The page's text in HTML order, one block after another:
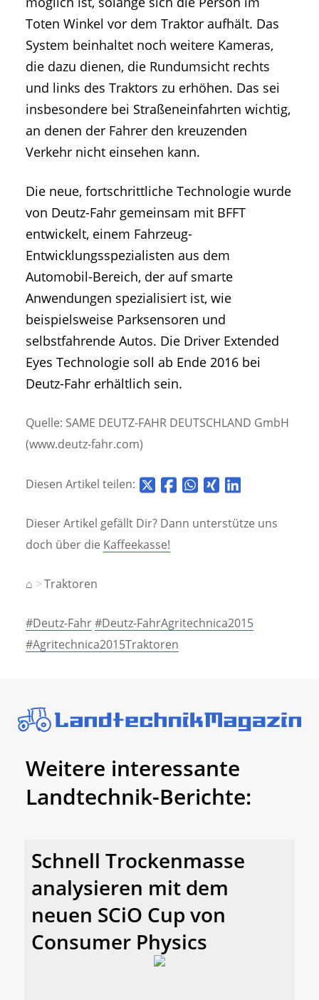
Toten Winkel vor dem Traktor aufhält. Das
System beinhaltet noch weitere Kameras,
die dazu dienen, die Rundumsicht rechts
und links des Traktors zu erhöhen. Das sei
insbesondere bei Straßeneinfahrten wichtig,
an denen der Fahrer den kreuzenden
Verkehr nicht einsehen kann.
Die neue, fortschrittliche Technologie wurde
von Deutz-Fahr gemeinsam mit BFFT
entwickelt, einem Fahrzeug-
Entwicklungsspezialisten aus dem
Automobil-Bereich, der auf smarte
Anwendungen spezialisiert ist, wie
beispielsweise Parksensoren und
selbstfahrende Autos. Die Driver Extended
Eyes Technologie soll ab Ende 2016 bei
Deutz-Fahr erhältlich sein.
Quelle: SAME DEUTZ-FAHR DEUTSCHLAND GmbH
(www.deutz-fahr.com)
Diesen Artikel teilen:
Dieser Artikel gefällt Dir? Dann unterstütze uns
doch über die Kaffeekasse!
⌂ Traktoren
#Deutz-Fahr#Deutz-FahrAgritechnica2015
#Agritechnica2015Traktoren
Weitere interessante
Landtechnik-Berichte:
Schnell Trockenmasse
analysieren mit dem
neuen SCiO Cup von
Consumer Physics